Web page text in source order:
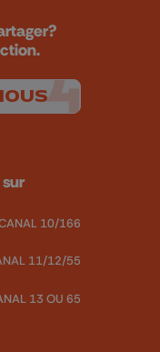
10/166
11/12/55
13 OU 65